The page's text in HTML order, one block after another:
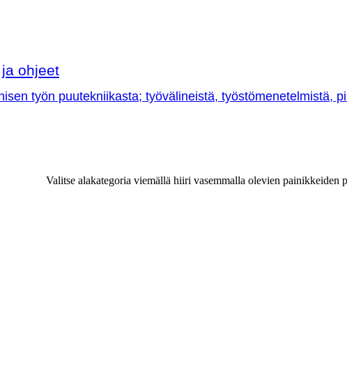
ohjeet
työn puutekniikasta; työvälineistä, työstömenetelmistä,
Valitse alakategoria viemällä hiiri vasemmalla olevien painikkeiden